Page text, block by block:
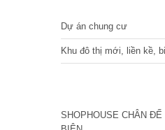
Dự án chung cư
Khu đô thị mới, liền kề,
SHOPHOUSE CHÂN